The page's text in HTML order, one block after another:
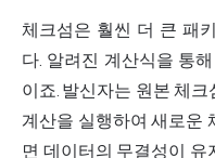
체크섬은 훨씬 더 큰 패
다. 알려진 계산식을 통
이죠. 발신자는 원본 체
계산을 실행하여 새로운
면 데이터의 무결성이 유